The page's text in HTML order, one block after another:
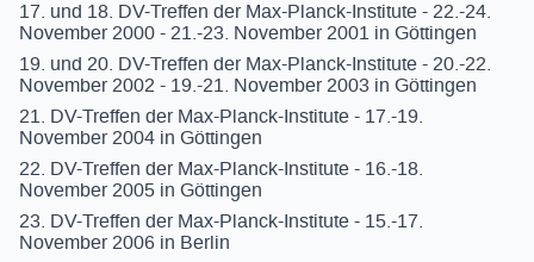
17. und 18. DV-Treffen der Max-Planck-Institute - 22.-24.
November 2000 - 21.-23. November 2001 in Göttingen
19. und 20. DV-Treffen der Max-Planck-Institute - 20.-22.
November 2002 - 19.-21. November 2003 in Göttingen
21. DV-Treffen der Max-Planck-Institute - 17.-19.
November 2004 in Göttingen
22. DV-Treffen der Max-Planck-Institute - 16.-18.
November 2005 in Göttingen
23. DV-Treffen der Max-Planck-Institute - 15.-17.
November 2006 in Berlin